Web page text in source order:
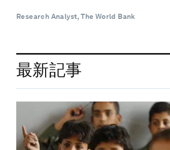
Research Analyst, The World Bank
最新記事